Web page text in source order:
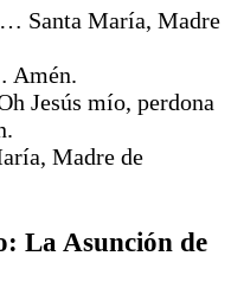
Santa María, Madre
Amén.
Jesús mío, perdona
Madre de
La Asunción de